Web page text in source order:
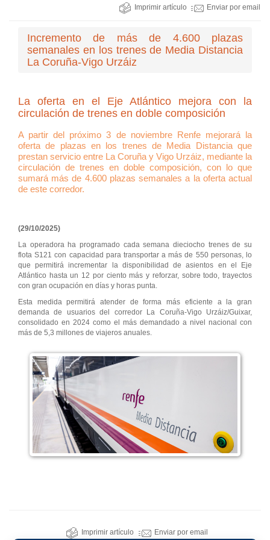
Imprimir artículo Enviar por email
Incremento de más de 4.600 plazas
semanales en los trenes de Media Distancia
La Coruña-Vigo Urzáiz
La oferta en el Eje Atlántico mejora con la
circulación de trenes en doble composición
A partir del próximo 3 de noviembre Renfe mejorará la
oferta de plazas en los trenes de Media Distancia que
prestan servicio entre La Coruña y Vigo Urzáiz, mediante la
circulación de trenes en doble composición, con lo que
sumará más de 4.600 plazas semanales a la oferta actual
de este corredor.
(29/10/2025)
La operadora ha programado cada semana dieciocho trenes de su
flota S121 con capacidad para transportar a más de 550 personas, lo
que permitirá incrementar la disponibilidad de asientos en el Eje
Atlántico hasta un 12 por ciento más y reforzar, sobre todo, trayectos
con gran ocupación en días y horas punta.
Esta medida permitirá atender de forma más eficiente a la gran
demanda de usuarios del corredor La Coruña-Vigo Urzáiz/Guixar,
consolidado en 2024 como el más demandado a nivel nacional con
más de 5,3 millones de viajeros anuales.
Imprimir artículo Enviar por email